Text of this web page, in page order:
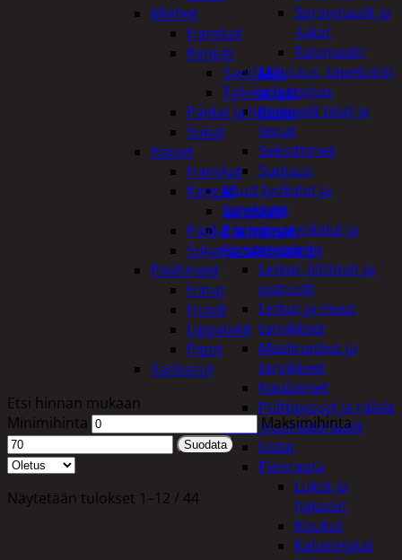
Spraymaalit ja
-lakat
Talomaalit
Muuraus, tapetointi
ja laatoitus
Pensselit telat ja
lastat
Sekoittimet
Suojaus
Muut työkalut ja
tarvikkeet
Paineilmatyökalut ja
kompressorit
Letkut, liittimet ja
pistoolit
Letkut ja muut
tarvikkeet
Maaliruiskut ja
tarvikkeet
Naulaimet
Pulttipyssyt ja räikät
Rakennusmateriaalit
Listat
Pienrauta
Lukot ja
hakaset
Koukut
Kalustejalat
Miehet
Hanskat
Kengät
Sandaalit
Talvikengät
Paidat ja housut
Sukat
Naiset
Hanskat
Kengät
Sandaalit
Paidat ja housut
Sukat ja säärystimet
Päähineet
Hatut
Huivit
Lippalakit
Pipot
Sadeasut
Etsi hinnan mukaan
Minimihinta
Maksimihinta
Suodata
Näytetään tulokset 1–12 / 44